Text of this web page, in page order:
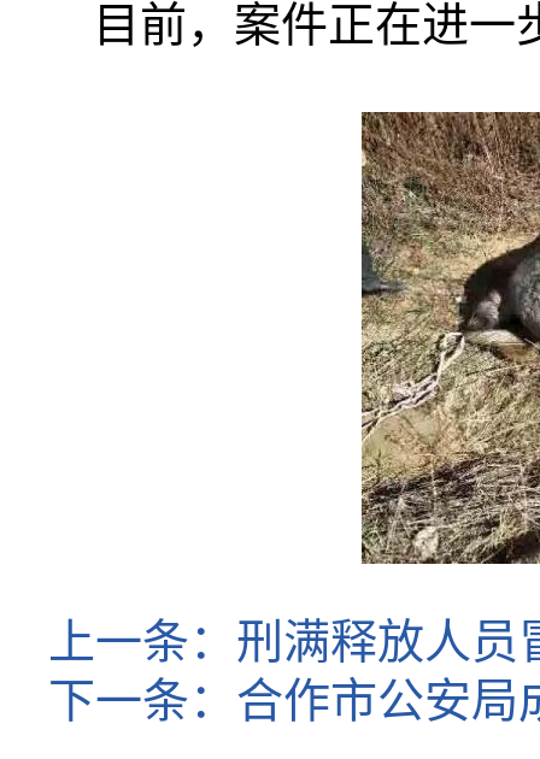
目前，案件正在进一
上一条： 刑满释放人员
下一条： 合作市公安局